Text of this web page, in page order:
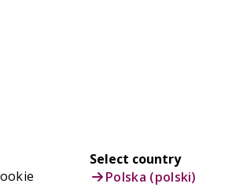
Select country
Polska (polski)